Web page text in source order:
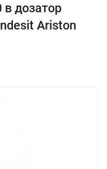
дозатор
Ariston